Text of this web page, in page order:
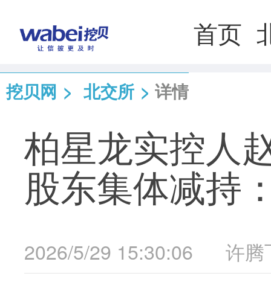
首页
挖贝网 > 北交所 > 详情
柏星龙实控人
股东集体减持
2026/5/29 15:30:06 许腾